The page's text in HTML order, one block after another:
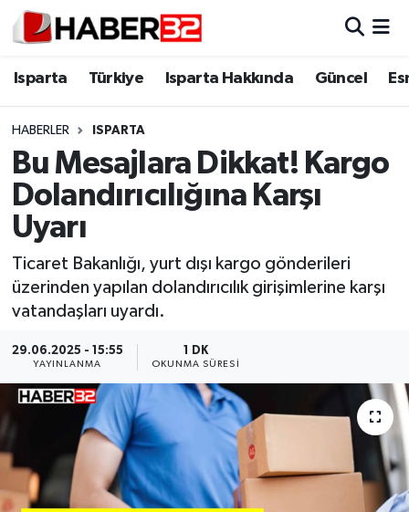
Isparta Türkiye Isparta Hakkında Güncel
HABERLER ISPARTA
Bu Mesajlara Dikkat! Kargo
Dolandırıcılığına Karşı
Uyarı
Ticaret Bakanlığı, yurt dışı kargo gönderileri
üzerinden yapılan dolandırıcılık girişimlerine karşı
vatandaşları uyardı.
29.06.2025 - 15:55
YAYINLANMA
1 DK
OKUNMA SÜRESI
Isparta
Esnaf Diyor ki;
ASAYİŞ
BİLİM VE TEKNOLOJİ
EĞİTİM
GENEL
Güncel
HABERDE İNSAN
İlginç
Isparta Nöbetçi Eczaneler
Isparta Trafik Yoğunluk Haritası
Süper Lig Puan Durumu ve Fikstür
Tüm Manşetler
Son Dakika Haberleri
Haber Arşivi